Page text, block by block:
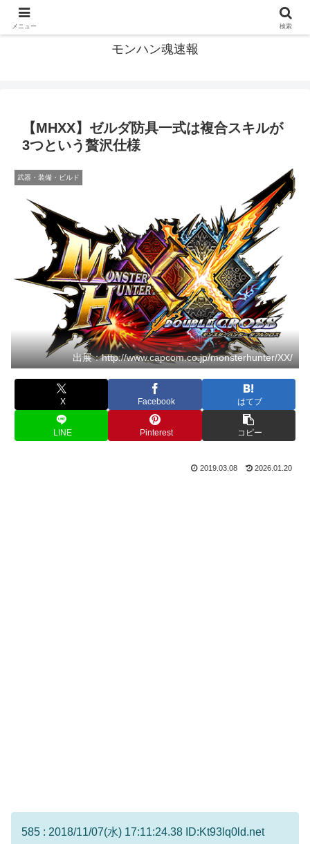
モンハン魂速報
【MHXX】ゼルダ防具一式は複合スキルが
3つという贅沢仕様
武器・装備・ビルド
出展：http://www.capcom.co.jp/monsterhunter/XX/
X Facebook はてブ
LINE Pinterest コピー
2019.03.08 2026.01.20
585 : 2018/11/07(水) 17:11:24.38 ID:Kt93lq0ld.net
メニュー 検索